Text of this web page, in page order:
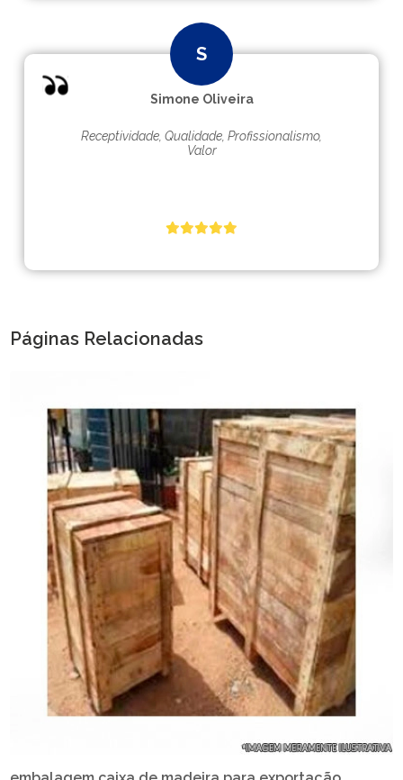
Simone Oliveira
Receptividade, Qualidade, Profissionalismo,
Valor
Páginas Relacionadas